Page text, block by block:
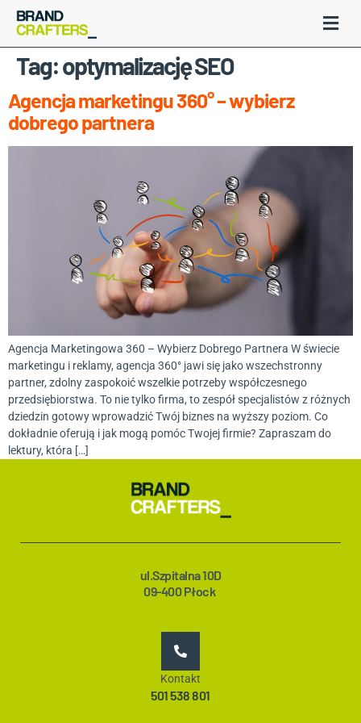
Tag:optymalizację SEO
Agencja marketingu 360° – wybierz
dobrego partnera
Agencja Marketingowa 360 – Wybierz Dobrego Partnera W świecie
marketingu i reklamy, agencja 360° jawi się jako wszechstronny
partner, zdolny zaspokoić wszelkie potrzeby współczesnego
przedsiębiorstwa. To nie tylko firma, to zespół specjalistów z różnych
dziedzin gotowy wprowadzić Twój biznes na wyższy poziom. Co
dokładnie oferują i jak mogą pomóc Twojej firmie? Zapraszam do
lektury, która […]
ul.Szpitalna 10D
09-400 Płock
Kontakt
501 538 801